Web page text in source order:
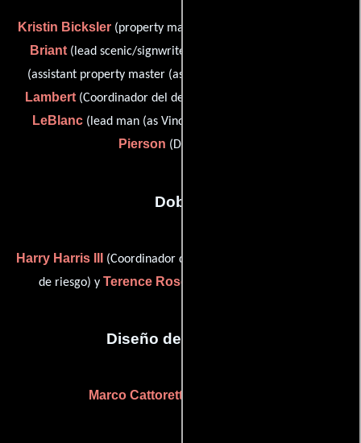
Kristin Bicksler(property master (as Kristen Bicksler)),
Briant(lead scenic/signwriter),
(assistant property master (as Cleta Ellington)),
Lambert(Coordinador del departamento artístico),
LeBlanc (lead man (as Vince Le Blanc)) y
Pierson (De vestuario)
Dobles
Harry Harris III (Coordinador de dobles),
de riesgo) y Terence Rosemore
Diseño de vestuario
Marco Cattoretti